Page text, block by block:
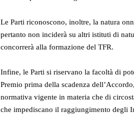
Le Parti riconoscono, inoltre, la natura
pertanto non inciderà su altri istituti di
concorrerà alla formazione del TFR.
Infine, le Parti si riservano la facoltà di
Premio prima della scadenza
normativa vigente in materia che di
che impediscano il raggiungimento degli